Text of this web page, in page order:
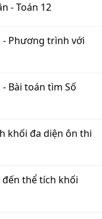
- Toán 12
- Phương trình với
Bài toán tìm Số
khối đa diện ôn thi
thể tích khối